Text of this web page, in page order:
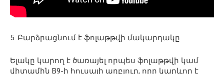
5. Բարձրացնում է ֆոլաթթվի մակարդակը
Ելակը կարող է ծառայել որպես ֆոլաթթվի կամ
վիտամին B9-ի հուսալի աղբյուր, որը կարևոր է